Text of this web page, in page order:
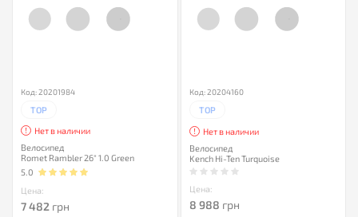
Код: 20201984
TOP
Нет в наличии
Велосипед
Romet Rambler 26" 1.0 Green
5.0
Цена:
7 482 грн
Код: 20204160
TOP
Нет в наличии
Велосипед
Kench Hi-Ten Turquoise
Цена:
8 988 грн